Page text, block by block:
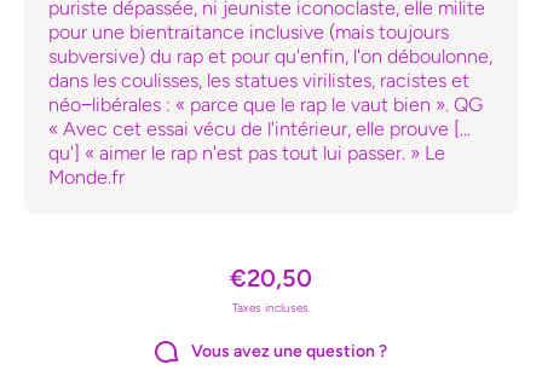
puriste dépassée, ni jeuniste iconoclaste, elle milite
pour une bientraitance inclusive (mais toujours
subversive) du rap et pour qu'enfin, l'on déboulonne,
dans les coulisses, les statues virilistes, racistes et
néo−libérales : « parce que le rap le vaut bien ». QG
« Avec cet essai vécu de l'intérieur, elle prouve [...
qu'] « aimer le rap n'est pas tout lui passer. » Le
Monde.fr
€20,50
Taxes incluses.
Vous avez une question ?